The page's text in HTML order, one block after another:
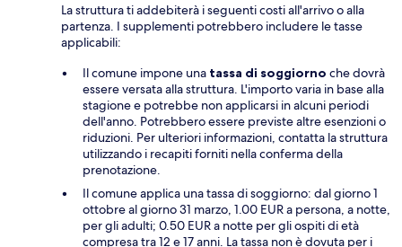
La struttura ti addebiterà i seguenti costi all'arrivo o alla
partenza. I supplementi potrebbero includere le tasse
applicabili:
Il comune impone una tassa di soggiorno che dovrà
essere versata alla struttura. L'importo varia in base alla
stagione e potrebbe non applicarsi in alcuni periodi
dell'anno. Potrebbero essere previste altre esenzioni o
riduzioni. Per ulteriori informazioni, contatta la struttura
utilizzando i recapiti forniti nella conferma della
prenotazione.
Il comune applica una tassa di soggiorno: dal giorno 1
ottobre al giorno 31 marzo, 1.00 EUR a persona, a notte,
per gli adulti; 0.50 EUR a notte per gli ospiti di età
compresa tra 12 e 17 anni. La tassa non è dovuta per i